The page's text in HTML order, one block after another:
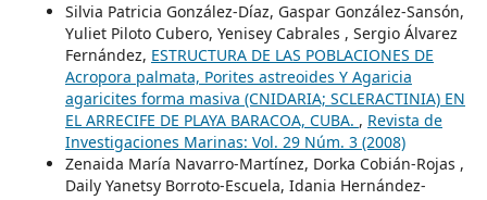
Silvia Patricia González-Díaz, Gaspar González-Sansón,
Yuliet Piloto Cubero, Yenisey Cabrales , Sergio Álvarez
Fernández, ESTRUCTURA DE LAS POBLACIONES DE
Acropora palmata, Porites astreoides Y Agaricia
agaricites forma masiva (CNIDARIA; SCLERACTINIA) EN
EL ARRECIFE DE PLAYA BARACOA, CUBA. , Revista de
Investigaciones Marinas: Vol. 29 Núm. 3 (2008)
Zenaida María Navarro-Martínez, Dorka Cobián-Rojas ,
Daily Yanetsy Borroto-Escuela, Idania Hernández-